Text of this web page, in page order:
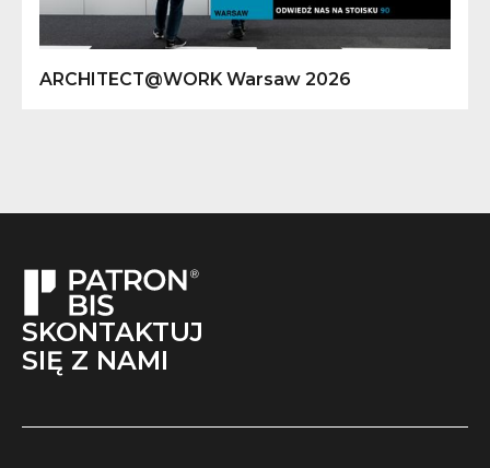
ARCHITECT@WORK Warsaw 2026
SKONTAKTUJ
SIĘ Z NAMI